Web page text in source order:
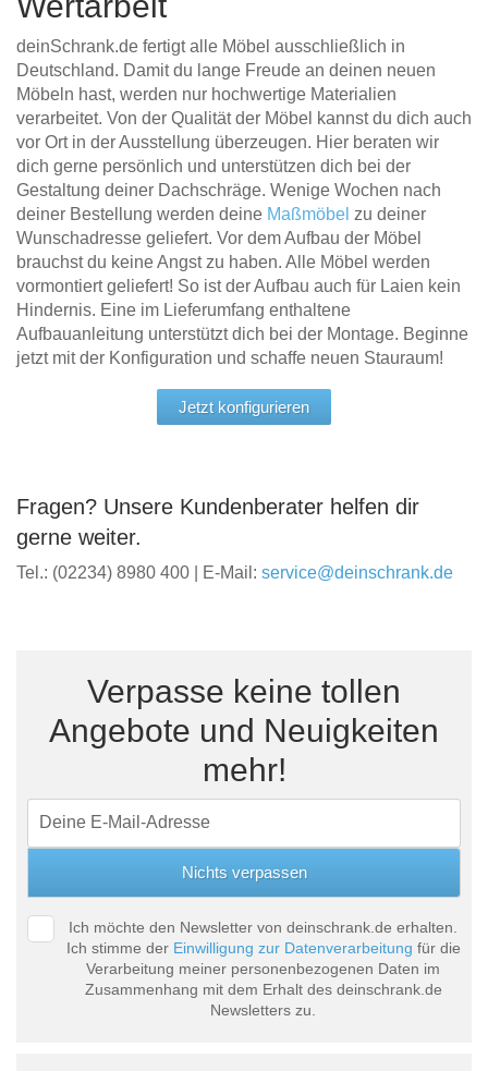
deinSchrank.de fertigt alle Möbel ausschließlich in
Deutschland. Damit du lange Freude an deinen neuen
Möbeln hast, werden nur hochwertige Materialien
verarbeitet. Von der Qualität der Möbel kannst du dich auch
vor Ort in der Ausstellung überzeugen. Hier beraten wir
dich gerne persönlich und unterstützen dich bei der
Gestaltung deiner Dachschräge. Wenige Wochen nach
deiner Bestellung werden deine Maßmöbel zu deiner
Wunschadresse geliefert. Vor dem Aufbau der Möbel
brauchst du keine Angst zu haben. Alle Möbel werden
vormontiert geliefert! So ist der Aufbau auch für Laien kein
Hindernis. Eine im Lieferumfang enthaltene
Aufbauanleitung unterstützt dich bei der Montage. Beginne
jetzt mit der Konfiguration und schaffe neuen Stauraum!
Jetzt konfigurieren
Fragen? Unsere Kundenberater helfen dir
gerne weiter.
Tel.: (02234) 8980 400 | E-Mail: service@deinschrank.de
Verpasse keine tollen
Angebote und Neuigkeiten
mehr!
Ich möchte den Newsletter von deinschrank.de erhalten.
Ich stimme der Einwilligung zur Datenverarbeitung für die
Verarbeitung meiner personenbezogenen Daten im
Zusammenhang mit dem Erhalt des deinschrank.de
Newsletters zu.